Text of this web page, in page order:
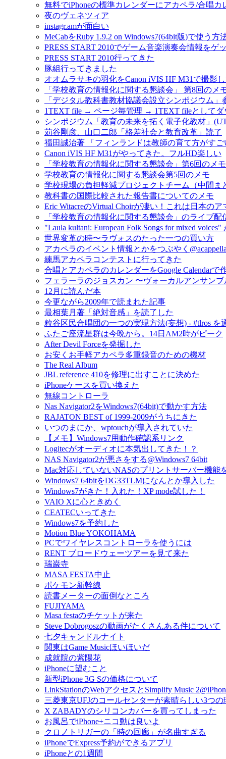
無料でiPhoneの標準カレンダーにアカペラ/合唱
夜のヴェネツィア
instagr.amが面白い
MeCabをRuby 1.9.2 on Windows7(64bit版)で使う方
PRESS START 2010でゲーム音楽演奏会情報をゲ
PRESS START 2010行ってきた
豚組行ってきました
オオムラサキの羽化をCanon iVIS HF M31で撮影
「学校教育の情報化に関する懇談会」 第8回のメ
「デジタル教科書教材協議会設立シンポジウム」
1TEXT file → ページ毎管理 → 1TEXT fileとしてダ
シンポジウム「教育の未来を拓く電子化教材」
苅谷剛彦、山口二郎「格差社会と教育改革」読了
福田誠治著 「フィンランドは教師の育て方がす
Canon iVIS HF M31がやってきた。フルHD楽しい
「学校教育の情報化に関する懇談会」第6回のメ
学校教育の情報化に関する懇談会第5回のメモ
学校現場の負担軽減プロジェクトチーム（中間ま
教科書の国際比較された報告書についてのメモ
Eric WitacreのVirtual Choirが凄い！これは日本の
「学校教育の情報化に関する懇談会」のライブ
"Laula kultani: European Folk Songs for mixed
世界変革の時〜ラヴォスのたった一つの買い方
アカペラのイベント情報とかをつぶやく
練馬アカペラコンテストに行ってきた
合唱とアカペラのカレンダーをGoogle Calendarで
フェラーラのジョスカン 〜ヴォーカルアンサン
12月に読んだ本
今更ながら2009年で読まれた記事
最相葉月著「絶対音感」を読了した
粒谷区民合唱団の一つの実現方法(妄想) - #tlros を
ふたご座流星群は今晩から。14日AM2時がピーク
After Devil Forceを発掘した
お安くお手軽アカペラ多重録音のための機材
The Real Album
JBL reference 410を修理に出すことに決めた
iPhoneケースを買い換えた
無線コントローラ
Nas Navigator2をWindows7(64bit)で動かす方法
RAJATON BEST of 1999-2009がうちにきた
いつのまにか、wptouchが導入されていた
【メモ】Windows7用動作確認系リンク
Logitecがオーディオに本気出してきた！？
NAS Navigator2が悪さをする@Windows7 64bit
Mac対応していないNASのプリントサーバー機能
Windows7 64bitをDG33TLMになんとか導入した
Windows7がきた！入れた！XP mode試した！
VAIO Xに心ときめく
CEATECいってきた
Windows7を予約した
Motion Blue YOKOHAMA
PCでワイヤレスコントローラを使うには
RENT ブロードウェーツアーを見て来た
瑞巌寺
MASA FESTA中止
ポケモン新幹線
読書メーターの面倒なところ
FUJIYAMA
Masa festaのチケットが来た
Steve Dobrogoszの動画がたくさんある件について
七夕キャンドルナイト
関東はGame Musicほいほいだ
成就院の紫陽花
iPhoneに望むこと
新型iPhone 3G Sの価格について
LinkStationのWebアクセスとSimplify Music
三菱東京UFJのコールセンターが素晴らしい3つの
X ZABADYのシリコンカバーを買ってしまった
お風呂でiPhone+ニコ動は良いよ
クロノトリガーの「時の回廊」が名曲すぎる
iPhoneでExpress予約ができるアプリ
iPhoneとの1週間